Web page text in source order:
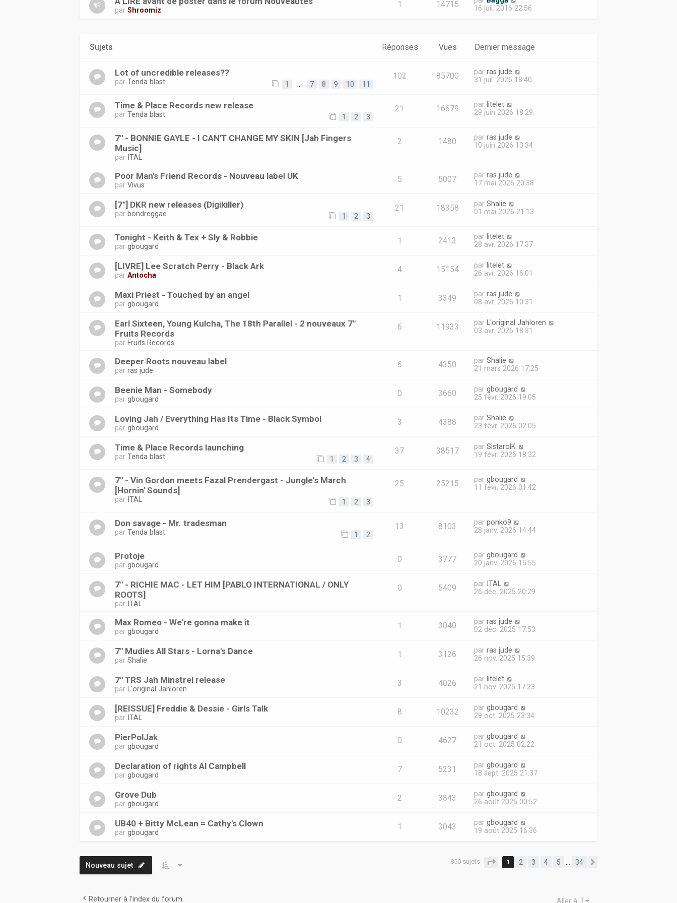
parShroomiz
1 14715
16 juil. 2016 22:56
Sujets Réponses Vues Dernier message
Lot of uncredible releases??
parTenda blast 1 7 8 9 10 11
102 85700 par ras jude
31 juil. 2026 18:40
Time & Place Records new release
parTenda blast 1 2 3
21 16679 par litelet
29 juin 2026 18:29
7'' - BONNIE GAYLE - I CAN'T CHANGE MY SKIN [Jah Fingers
Music]
par ITAL
2 1480 par ras jude
10 juin 2026 13:34
Poor Man's Friend Records - Nouveau label UK
parVivus
5 5007 par ras jude
17 mai 2026 20:38
[7"] DKR new releases (Digikiller)
par bondreggae 1 2 3
21 18358 par Shalie
01 mai 2026 21:13
Tonight - Keith & Tex + Sly & Robbie
pargbougard
1 2413 par litelet
28 avr. 2026 17:37
[LIVRE] Lee Scratch Perry - Black Ark
parAntocha
4 15154 par litelet
26 avr. 2026 16:01
Maxi Priest - Touched by an angel
pargbougard
1 3349 par ras jude
08 avr. 2026 10:31
Earl Sixteen, Young Kulcha, The 18th Parallel - 2 nouveaux 7"
Fruits Records
par Fruits Records
6 11933 par
L'original Jahloren
03 avr. 2026 18:31
Deeper Roots nouveau label
parras jude
6 4350 par Shalie
21 mars 2026 17:25
Beenie Man - Somebody
pargbougard
0 3660 par gbougard
25 févr. 2026 19:05
Loving Jah / Everything Has Its Time - Black Symbol
pargbougard
3 4388 par Shalie
23 févr. 2026 02:05
Time & Place Records launching
parTenda blast 1 2 3 4
37 38517 par SistarolK
19 févr. 2026 18:32
7'' - Vin Gordon meets Fazal Prendergast - Jungle's March
[Hornin' Sounds]
par ITAL 1 2 3
25 25215 par gbougard
11 févr. 2026 01:42
Don savage - Mr. tradesman
parTenda blast 1 2
13 8103 par ponko9
28 janv. 2026 14:44
Protoje
pargbougard
0 3777 par gbougard
20 janv. 2026 15:55
7" - RICHIE MAC - LET HIM [PABLO INTERNATIONAL / ONLY
ROOTS]
par ITAL
0 5409 par ITAL
26 déc. 2025 20:29
Max Romeo - We're gonna make it
pargbougard
1 3040 par ras jude
02 déc. 2025 17:53
7" Mudies All Stars - Lorna's Dance
parShalie
1 3126 par ras jude
26 nov. 2025 15:39
7" TRS Jah Minstrel release
par L'original Jahloren
3 4026 par litelet
21 nov. 2025 17:23
[REISSUE] Freddie & Dessie - Girls Talk
par ITAL
8 10232 par gbougard
29 oct. 2025 23:34
PierPolJak
pargbougard
0 4627 par gbougard
21 oct. 2025 02:22
Declaration of rights Al Campbell
pargbougard
7 5231 par gbougard
18 sept. 2025 21:37
Grove Dub
pargbougard
2 3843 par gbougard
26 août 2025 00:52
UB40 + Bitty McLean = Cathy's Clown
pargbougard
1 3043 par gbougard
19 août 2025 16:36
Nouveau sujet 850 sujets Page 1sur34
1 2 3 4 5 34
Retourner à l’index du forum Aller à